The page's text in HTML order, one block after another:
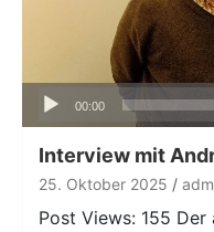
Audio-
Player
00:00
Interview mit
25. Oktober 2025
Post Views: 155